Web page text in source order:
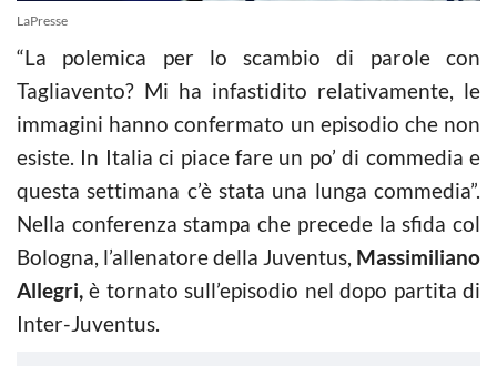
LaPresse
“La polemica per lo scambio di parole con
Tagliavento? Mi ha infastidito relativamente, le
immagini hanno confermato un episodio che non
esiste. In Italia ci piace fare un po’ di commedia e
questa settimana c’è stata una lunga commedia”.
Nella conferenza stampa che precede la sfida col
Bologna, l’allenatore della Juventus, Massimiliano
Allegri, è tornato sull’episodio nel dopo partita di
Inter-Juventus.